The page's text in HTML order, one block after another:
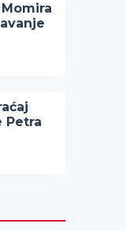
Petra